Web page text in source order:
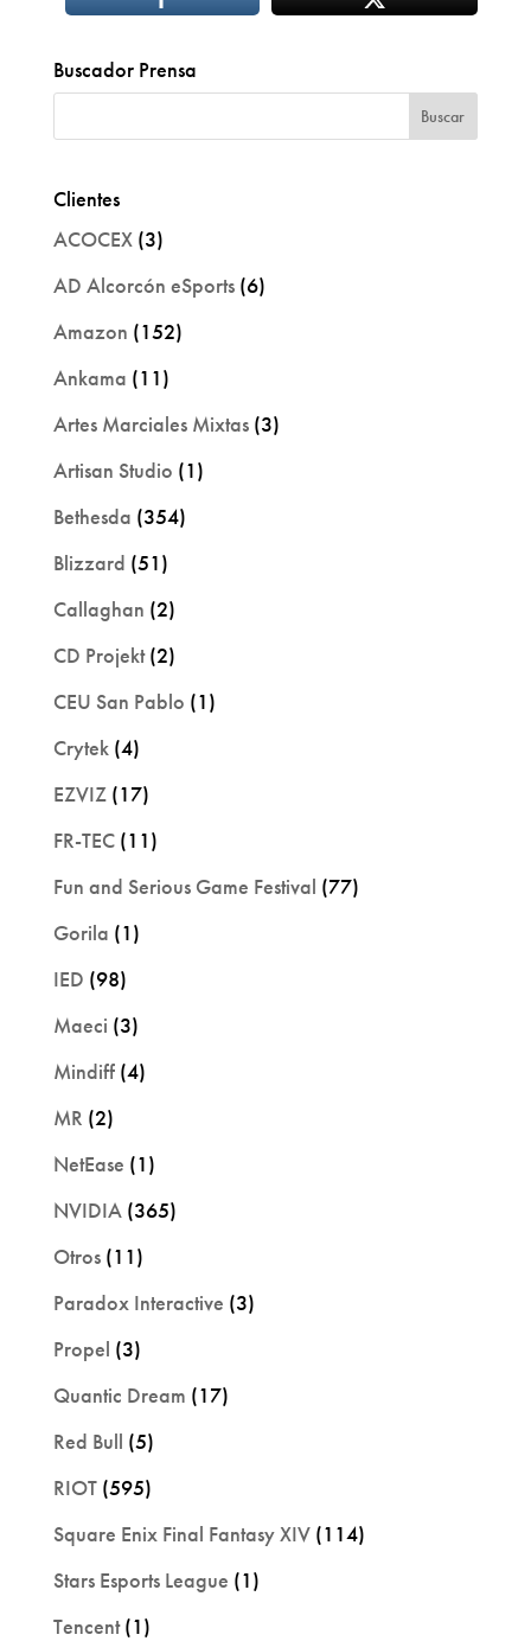
Buscador Prensa
Clientes
ACOCEX(3)
AD Alcorcón eSports(6)
Amazon (152)
Ankama (11)
Artes Marciales Mixtas(3)
Artisan Studio (1)
Bethesda (354)
Blizzard (51)
Callaghan (2)
CD Projekt(2)
CEU San Pablo (1)
Crytek(4)
EZVIZ(17)
FR-TEC(11)
Fun and Serious Game Festival (77)
Gorila (1)
IED (98)
Maeci (3)
Mindiff(4)
MR (2)
NetEase (1)
NVIDIA(365)
Otros(11)
Paradox Interactive (3)
Propel (3)
Quantic Dream (17)
Red Bull (5)
RIOT(595)
Square Enix Final Fantasy XIV(114)
Stars Esports League (1)
Tencent(1)